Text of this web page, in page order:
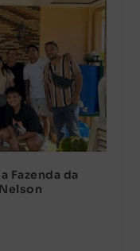
Fazenda da